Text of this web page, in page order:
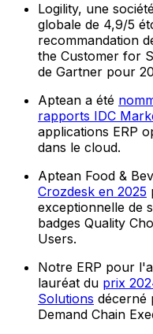
Logility, une
globale de 4,9/5
recommandation
the Customer for
de Gartner pour
Aptean a été
rapports IDC
applications ERP
dans le cloud.
Aptean Food &
Crozdesk en 2025
exceptionnelle de
badges Quality
Users.
Notre ERP pour
lauréat du prix
Solutions décerné
Demand Chain